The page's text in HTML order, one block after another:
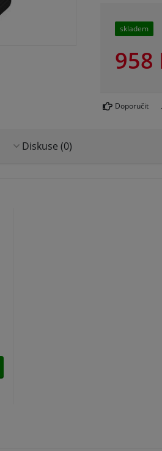
skladem
958
Doporučit
Diskuse (0)